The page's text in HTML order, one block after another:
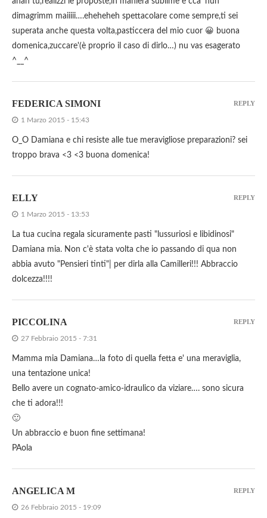
dimagrimm maiiiii….eheheheh spettacolare come sempre,ti sei
superata anche questa volta,pasticcera del mio cuor 😀 buona
domenica,zuccare'(è proprio il caso di dirlo…) nu vas esagerato
^__^
FEDERICA SIMONI
1 Marzo 2015 - 15:43
O_O Damiana e chi resiste alle tue meravigliose preparazioni? sei
troppo brava <3 <3 buona domenica!
REPLY
ELLY
1 Marzo 2015 - 13:53
La tua cucina regala sicuramente pasti "lussuriosi e libidinosi"
Damiana mia. Non c'è stata volta che io passando di qua non
abbia avuto "Pensieri tinti"| per dirla alla Camilleri!!! Abbraccio
dolcezza!!!!
REPLY
PICCOLINA
27 Febbraio 2015 - 7:31
Mamma mia Damiana…la foto di quella fetta e' una meraviglia,
una tentazione unica!
Bello avere un cognato-amico-idraulico da viziare…. sono sicura
che ti adora!!!
🙂
Un abbraccio e buon fine settimana!
PAola
REPLY
ANGELICA M
26 Febbraio 2015 - 19:09
REPLY